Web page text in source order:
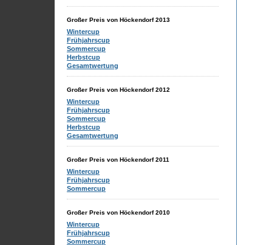
Großer Preis von Höckendorf 2013
Wintercup
Frühjahrscup
Sommercup
Herbstcup
Gesamtwertung
Großer Preis von Höckendorf 2012
Wintercup
Frühjahrscup
Sommercup
Herbstcup
Gesamtwertung
Großer Preis von Höckendorf 2011
Wintercup
Frühjahrscup
Sommercup
Großer Preis von Höckendorf 2010
Wintercup
Frühjahrscup
Sommercup